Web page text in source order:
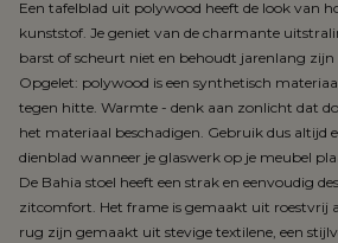
Een tafelblad uit polywood heeft de look van
kunststof. Je geniet van de charmante
barst of scheurt niet en behoudt jarenlang
Opgelet: polywood is een synthetisch
tegen hitte. Warmte - denk aan zonlicht dat
het materiaal beschadigen. Gebruik dus altijd
dienblad wanneer je glaswerk op je meubel
De Bahia stoel heeft een strak en eenvoudig
zitcomfort. Het frame is gemaakt uit roestvrij
rug zijn gemaakt uit stevige textilene, een